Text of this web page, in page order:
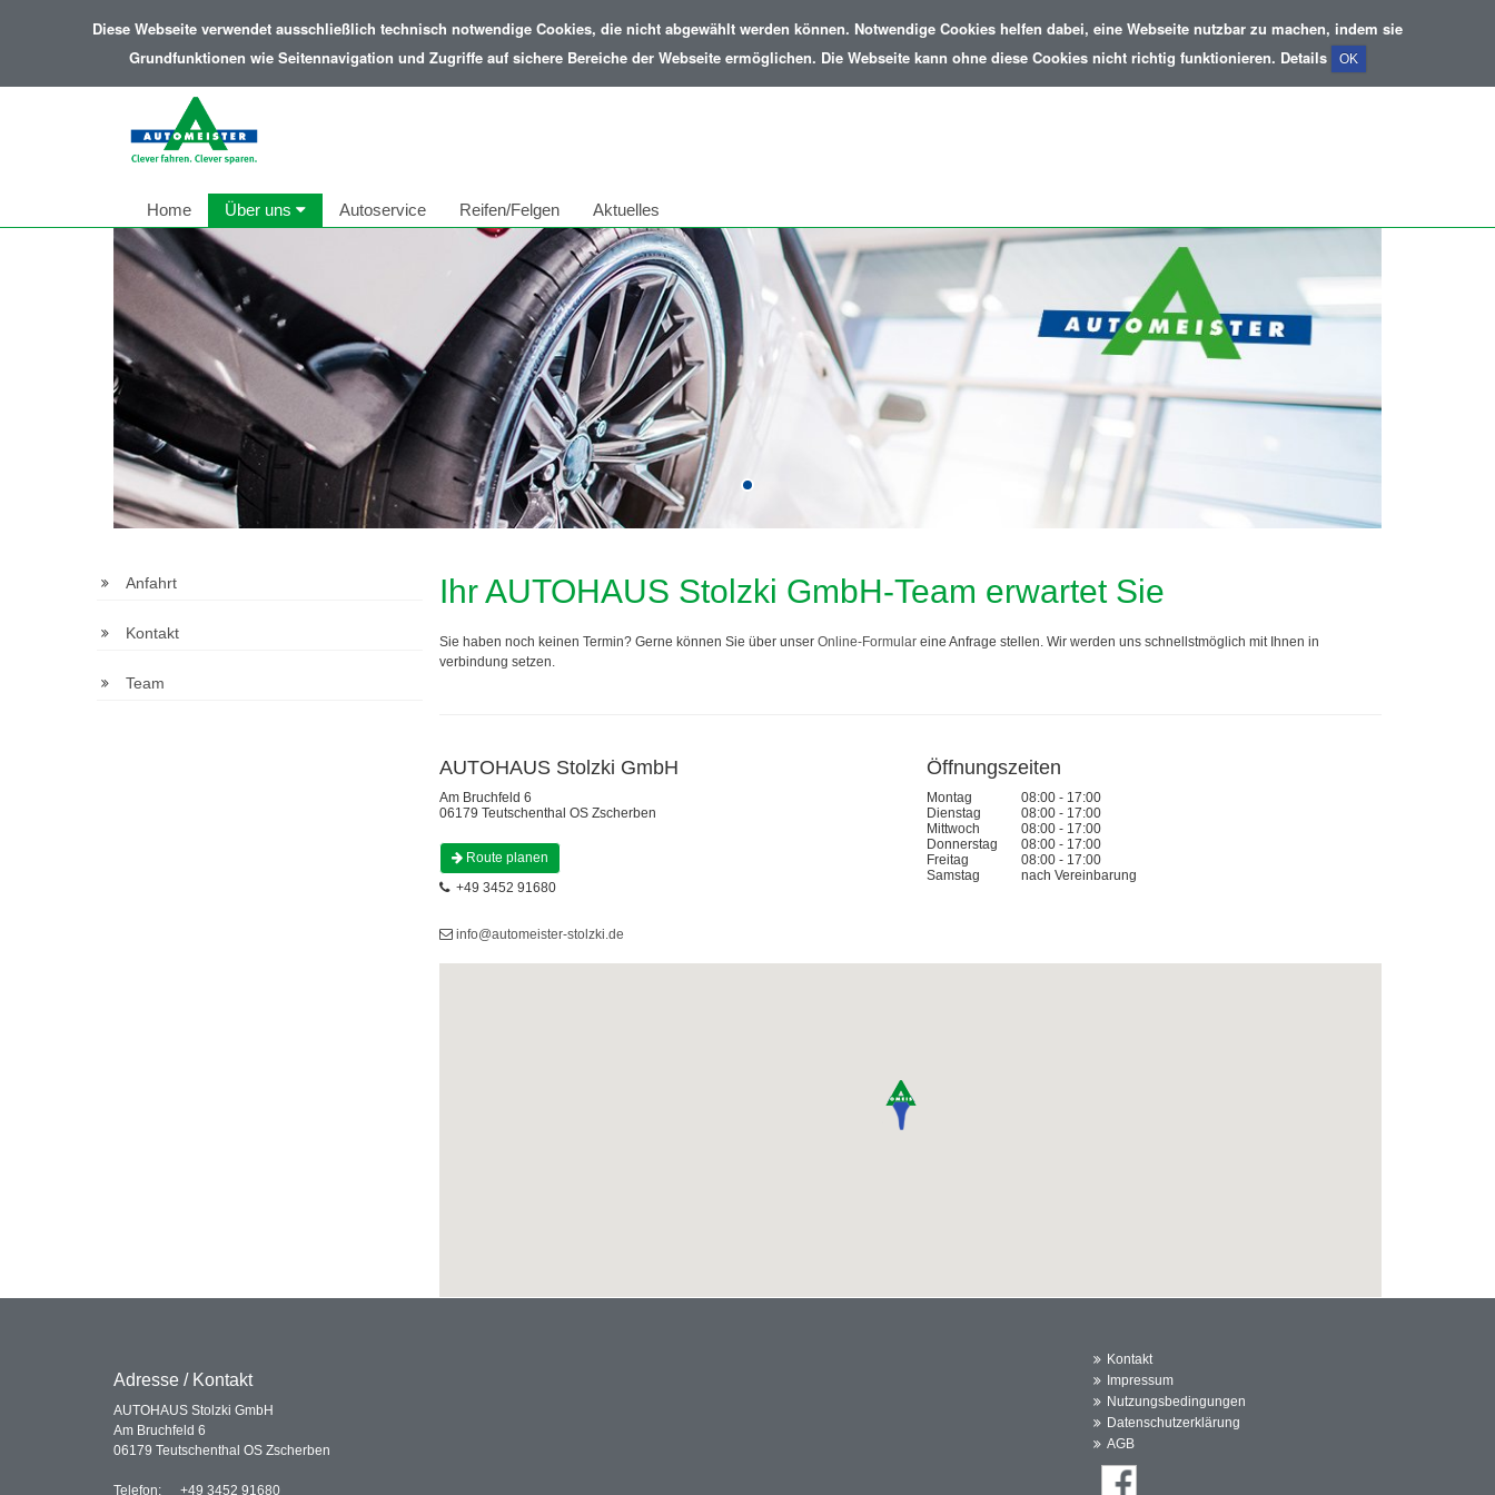
Diese Webseite verwendet ausschließlich technisch notwendige Cookies, die nicht abgewählt werden können. Notwendige Cookies helfen dabei, eine Webseite nutzbar zu machen, indem sie
Grundfunktionen wie Seitennavigation und Zugriffe auf sichere Bereiche der Webseite ermöglichen. Die Webseite kann ohne diese Cookies nicht richtig funktionieren. Details OK
Home Über uns Autoservice Reifen/Felgen Aktuelles
Anfahrt
Kontakt
Team
Ihr AUTOHAUS Stolzki GmbH-Team erwartet Sie
Sie haben noch keinen Termin? Gerne können Sie über unser Online-Formulareine Anfrage stellen. Wir werden uns schnellstmöglich mit Ihnen in
verbindung setzen.
AUTOHAUS Stolzki GmbH
Am Bruchfeld 6
06179 Teutschenthal OS Zscherben
Route planen
+49 3452 91680
info@automeister-stolzki.de
Öffnungszeiten
Montag
08:00 - 17:00
Dienstag
08:00 - 17:00
Mittwoch
08:00 - 17:00
Donnerstag
08:00 - 17:00
Freitag
08:00 - 17:00
Samstag
nach Vereinbarung
Adresse / Kontakt
AUTOHAUS Stolzki GmbH
Am Bruchfeld 6
06179 Teutschenthal OS Zscherben
Telefon: +49 3452 91680
Kontakt
Impressum
Nutzungsbedingungen
Datenschutzerklärung
AGB